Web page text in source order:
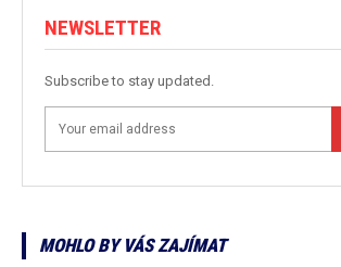
NEWSLETTER
Subscribe to stay updated.
MOHLO BY VÁS ZAJÍMAT